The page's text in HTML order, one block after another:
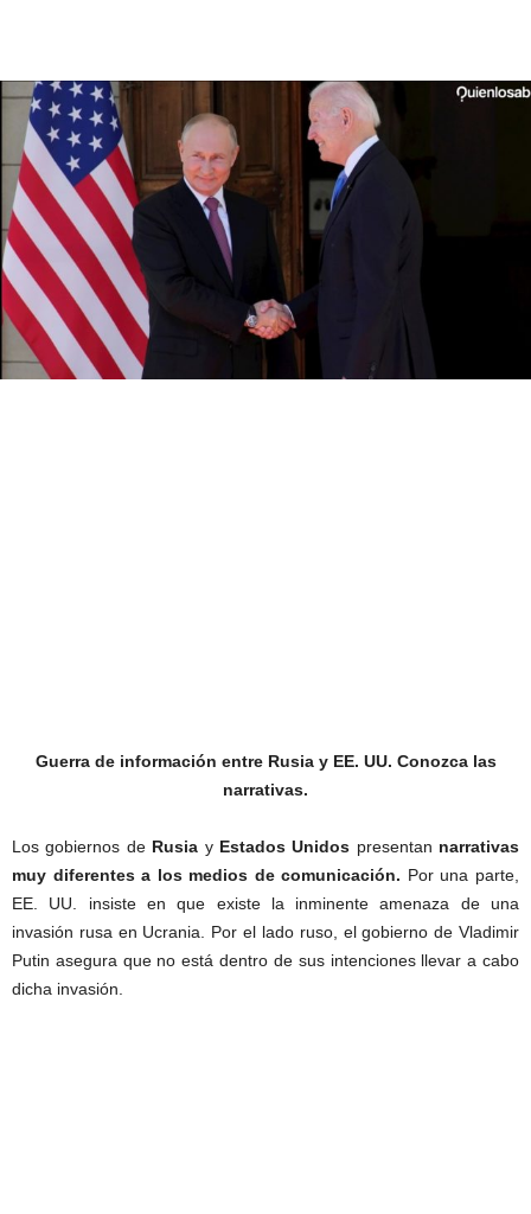
Guerra de información entre Rusia y EE. UU. Conozca las
narrativas.
Los gobiernos de Rusia y Estados Unidos presentan narrativas
muy diferentes a los medios de comunicación. Por una parte,
EE. UU. insiste en que existe la inminente amenaza de una
invasión rusa en Ucrania. Por el lado ruso, el gobierno de Vladimir
Putin asegura que no está dentro de sus intenciones llevar a cabo
dicha invasión.